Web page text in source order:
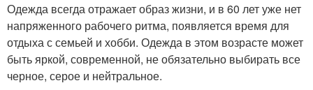
Одежда всегда отражает образ жизни, и в 60 лет уже нет
напряженного рабочего ритма, появляется время для
отдыха с семьей и хобби. Одежда в этом возрасте может
быть яркой, современной, не обязательно выбирать все
черное, серое и нейтральное.